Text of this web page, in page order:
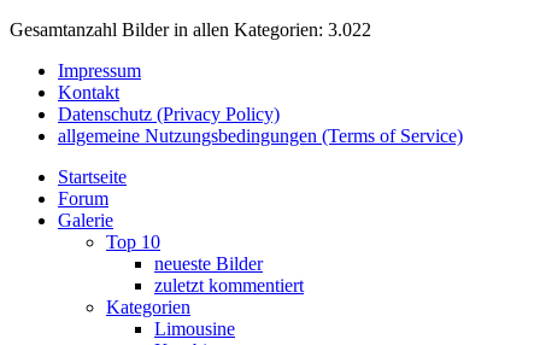
Gesamtanzahl Bilder in allen Kategorien: 3.022
Impressum
Kontakt
Datenschutz (Privacy Policy)
allgemeine Nutzungsbedingungen (Terms of Service)
Startseite
Forum
Galerie
Top 10
neueste Bilder
zuletzt kommentiert
Kategorien
Limousine